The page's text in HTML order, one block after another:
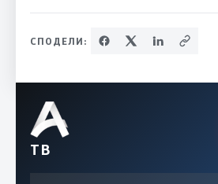
СПОДЕЛИ:
ТВ